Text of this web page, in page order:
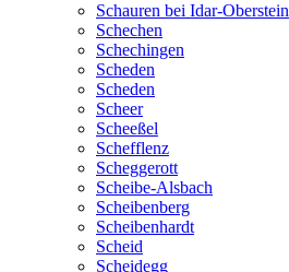
Schauren bei Idar-Oberstein
Schechen
Schechingen
Scheden
Scheden
Scheer
Scheeßel
Schefflenz
Scheggerott
Scheibe-Alsbach
Scheibenberg
Scheibenhardt
Scheid
Scheidegg